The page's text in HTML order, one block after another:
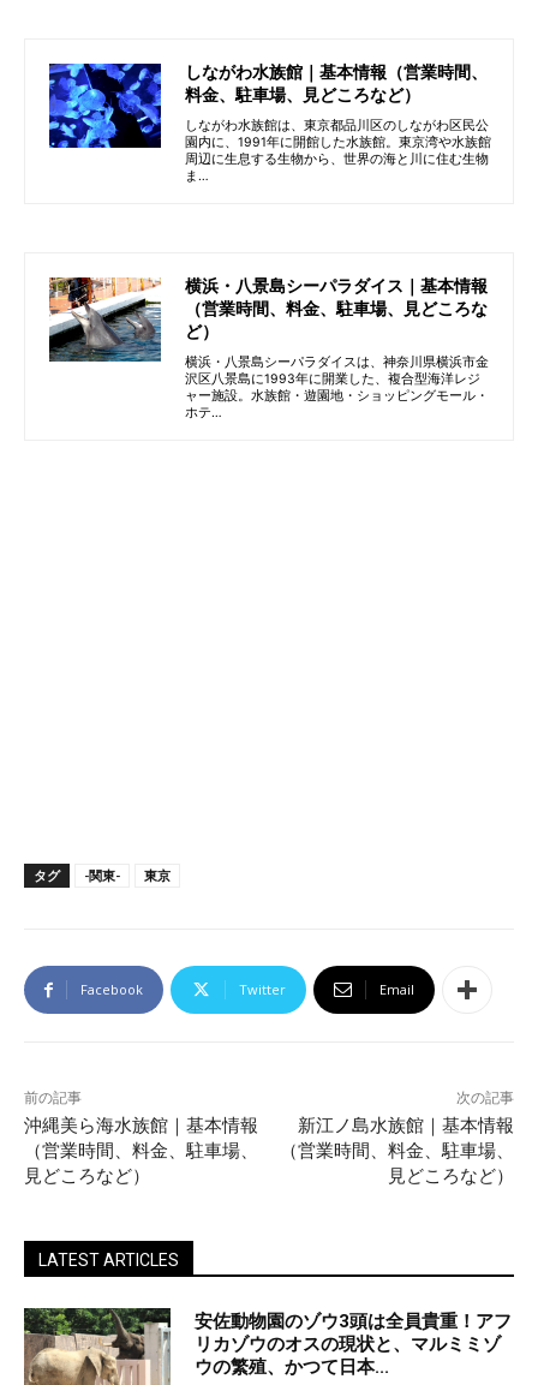
しながわ水族館｜基本情報（営業時間、
料金、駐車場、見どころなど）
しながわ水族館は、東京都品川区のしながわ区民公
園内に、1991年に開館した水族館。東京湾や水族館
周辺に生息する生物から、世界の海と川に住む生物
ま…
横浜・八景島シーパラダイス｜基本情報
（営業時間、料金、駐車場、見どころな
ど）
横浜・八景島シーパラダイスは、神奈川県横浜市金
沢区八景島に1993年に開業した、複合型海洋レジ
ャー施設。水族館・遊園地・ショッピングモール・
ホテ…
タグ -関東- 東京
Facebook Twitter Email
前の記事
沖縄美ら海水族館｜基本情報
（営業時間、料金、駐車場、
見どころなど）
次の記事
新江ノ島水族館｜基本情報
（営業時間、料金、駐車場、
見どころなど）
LATEST ARTICLES
安佐動物園のゾウ3頭は全員貴重！アフ
リカゾウのオスの現状と、マルミミゾ
ウの繁殖、かつて日本...